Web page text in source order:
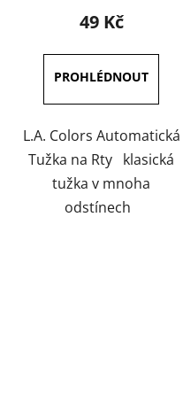
produktu
5,0
z
5
hvězdiček.
49 Kč
L.A. Colors Automatická
Tužka na Rty klasická
tužka v mnoha
odstínech